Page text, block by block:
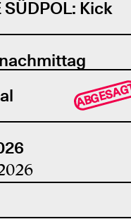
SÜDPOL: Kick